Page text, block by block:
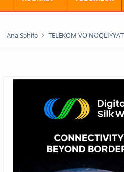
Ana Səhifə TELEKOM VƏ NƏQLİYYAT